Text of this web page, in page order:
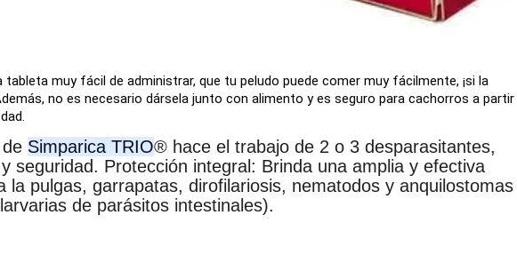
tableta muy fácil de administrar, que tu peludo puede comer muy fácilmente, ¡si la
no es necesario dársela junto con alimento y es seguro para cachorros a partir
Simparica TRIO® hace el trabajo de 2 o 3 desparasitantes,
seguridad. Protección integral: Brinda una amplia y efectiva
la pulgas, garrapatas, dirofilariosis, nematodos y anquilostomas
de parásitos intestinales).